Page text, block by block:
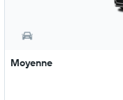
Moyenne